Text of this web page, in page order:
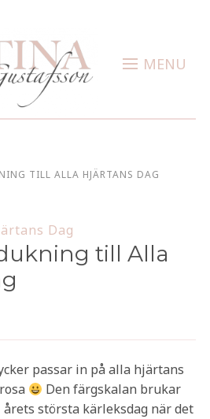
MENU
TILL ALLA HJÄRTANS DAG
Dag
till Alla
passar in på alla hjärtans
Den färgskalan brukar
största kärleksdag när det